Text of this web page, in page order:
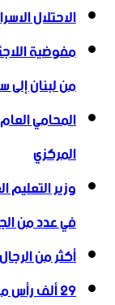
الاحتلال
من لبنان إلى
المحامي
المركزي
وزير
في عدد من
أكثر من
29 ألف